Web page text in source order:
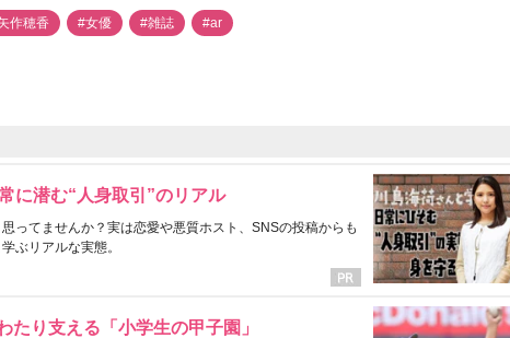
作穂香 #女優 #雑誌 #ar
に潜む“人身取引”のリアル
思ってませんか？実は恋愛や悪質ホスト、SNSの投稿からも
ぶリアルな実態。
たり支える「小学生の甲子園」